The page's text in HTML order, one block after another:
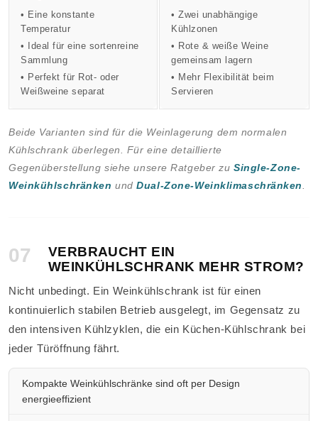
• Eine konstante
Temperatur
• Ideal für eine sortenreine
Sammlung
• Perfekt für Rot- oder
Weißweine separat
• Zwei unabhängige
Kühlzonen
• Rote & weiße Weine
gemeinsam lagern
• Mehr Flexibilität beim
Servieren
Beide Varianten sind für die Weinlagerung dem normalen
Kühlschrank überlegen. Für eine detaillierte
Gegenüberstellung siehe unsere Ratgeber zuSingle-Zone-
Weinkühlschränken undDual-Zone-Weinklimaschränken
07
VERBRAUCHT EIN
WEINKÜHLSCHRANK MEHR STROM?
Nicht unbedingt. Ein Weinkühlschrank ist für einen
kontinuierlich stabilen Betrieb ausgelegt, im Gegensatz zu
den intensiven Kühlzyklen, die ein Küchen-Kühlschrank bei
jeder Türöffnung fährt.
Kompakte Weinkühlschränke sind oft per Design
energieeffizient